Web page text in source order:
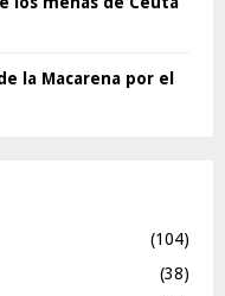
la Macarena por el
(104)
(38)